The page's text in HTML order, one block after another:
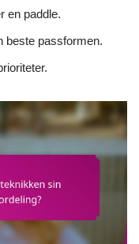
en paddle.
beste passformen.